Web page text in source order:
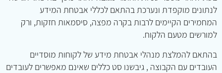
לנתונים מוקפדת ונערכת בהתאם לכללי אבטחת המידע
המחמירים הקיימים לרבות בקרה מפצה, סיסמאות חזקות, ורק
למורשים מטעם הלקוח.
בהתאם להמלצת מנהלי אבטחת מידע של לקוחות מוסדיים
העובדים עם הקבוצה , גיבשנו סט כללים שאינם מאפשרים לעובדים